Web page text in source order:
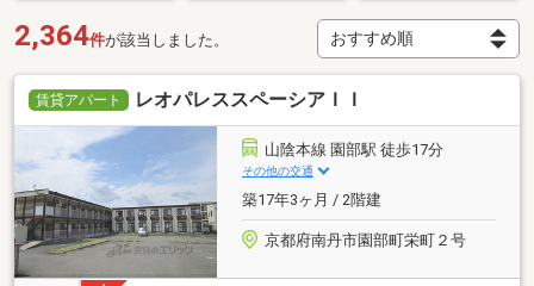
2,364件が該当しました。
賃貸アパート レオパレススペーシアＩＩ
山陰本線 園部駅 徒歩17分
その他の交通
築17年3ヶ月 / 2階建
京都府南丹市園部町栄町２号